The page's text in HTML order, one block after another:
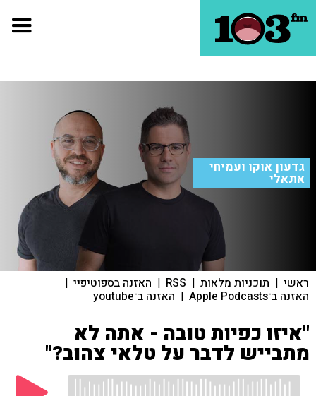
גדעון אוקו ועמיחי
אתאלי
ראשי | תוכניות מלאות |
RSS
| האזנה בספוטיפיי |
האזנה ב־Apple Podcasts | האזנה ב־youtube
"איזו כפיות טובה - אתה לא
מתבייש לדבר על טלאי צהוב?"